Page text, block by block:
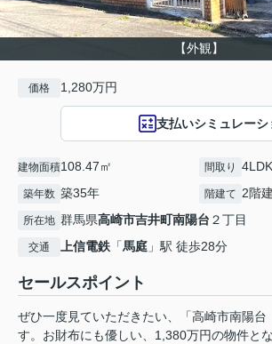
【外観】
価格 1,280万円
支払いシミュレーシ
建物面積108.47㎡ 間取り 4LDK
築年数 築35年 階建て 2階建
所在地 群馬県高崎市吉井町南陽台 ２丁目
交通 上信電鉄 「馬庭 」駅 徒歩28分
セールスポイント
ぜひ一度見ていただきたい、「高崎市南陽
す。お財布にも優しい、1,380万円の物件と